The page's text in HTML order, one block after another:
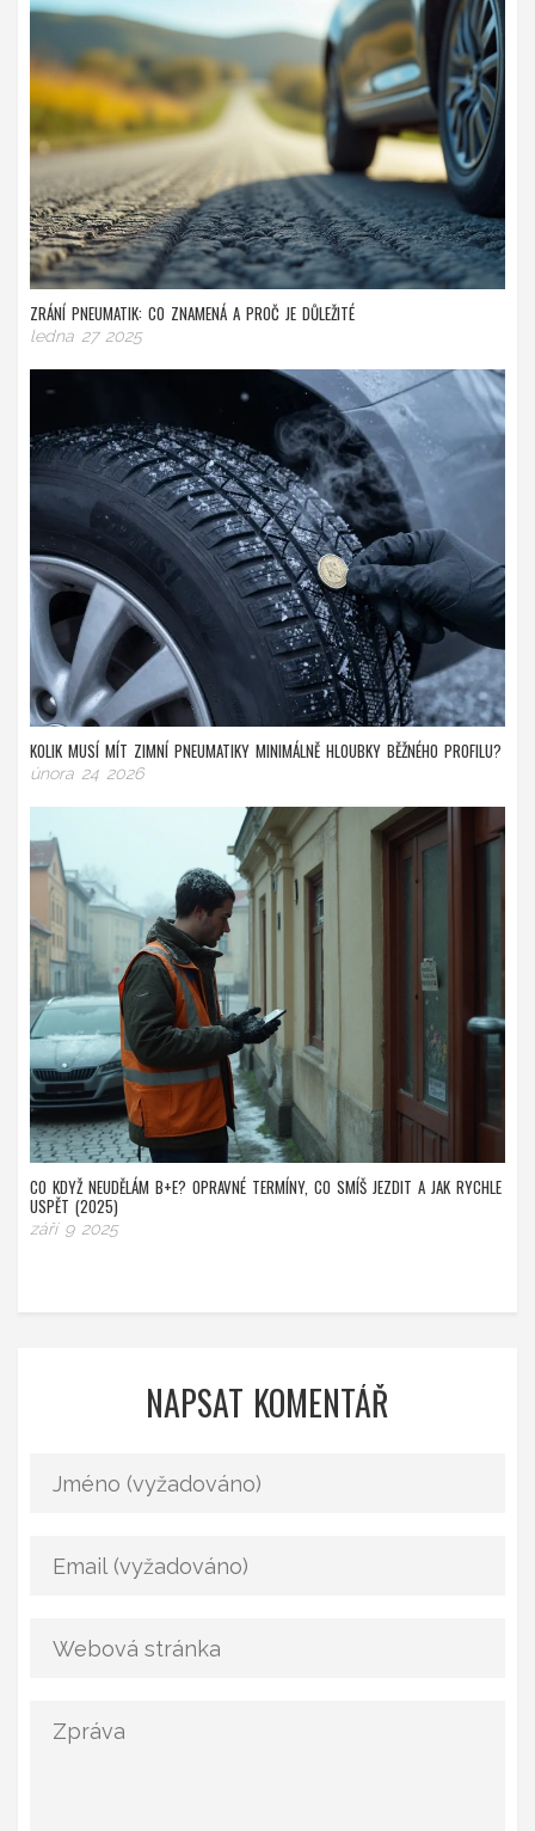
ZRÁNÍ PNEUMATIK: CO ZNAMENÁ A PROČ JE DŮLEŽITÉ
ledna 27 2025
KOLIK MUSÍ MÍT ZIMNÍ PNEUMATIKY MINIMÁLNĚ HLOUBKY BĚŽNÉHO PROFILU?
února 24 2026
CO KDYŽ NEUDĚLÁM B+E? OPRAVNÉ TERMÍNY, CO SMÍŠ JEZDIT A JAK RYCHLE
USPĚT (2025)
září 9 2025
NAPSAT KOMENTÁŘ